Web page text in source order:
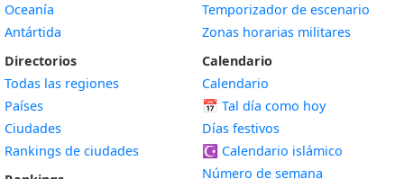
Oceanía
Antártida
Directorios
Todas las regiones
Países
Ciudades
Rankings de ciudades
Temporizador de escenario
Zonas horarias militares
Calendario
Calendario
📅 Tal día como hoy
Días festivos
☪️ Calendario islámico
Número de semana